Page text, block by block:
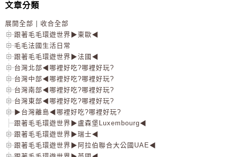
文章分類
展開全部 | 收合全部
跟著毛毛環遊世界▶東歐◀
毛毛法國生活日常
跟著毛毛環遊世界▶法國◀
台灣北部◀哪裡好吃?哪裡好玩?
台灣中部◀哪裡好吃?哪裡好玩?
台灣南部◀哪裡好吃?哪裡好玩?
台灣東部◀哪裡好吃?哪裡好玩?
▶台灣離島◀哪裡好吃?哪裡好玩?
跟著毛毛環遊世界▶盧森堡Luxembourg◀
跟著毛毛環遊世界▶瑞士◀
跟著毛毛環遊世界▶阿拉伯聯合大公國UAE◀